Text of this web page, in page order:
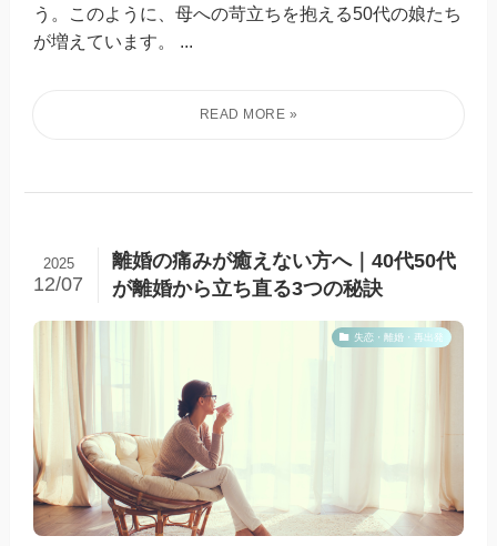
う。このように、母への苛立ちを抱える50代の娘たち
が増えています。 ...
離婚の痛みが癒えない方へ｜40代50代
が離婚から立ち直る3つの秘訣
2025
12/07
失恋・離婚・再出発